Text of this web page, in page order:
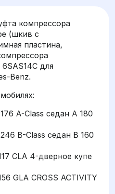
компрессора
(шкив с
пластина,
для
Benz.
A-Class седан A 180
B-Class седан B 160
CLA 4-дверное купе
GLA CROSS ACTIVITY